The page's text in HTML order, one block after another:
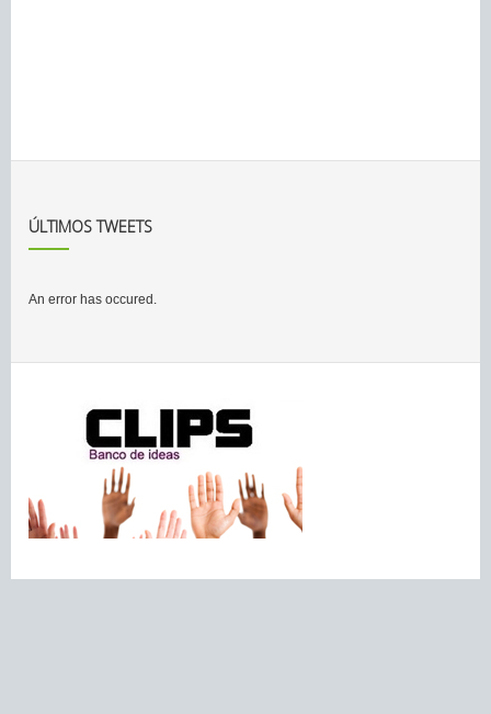
ÚLTIMOS TWEETS
An error has occured.